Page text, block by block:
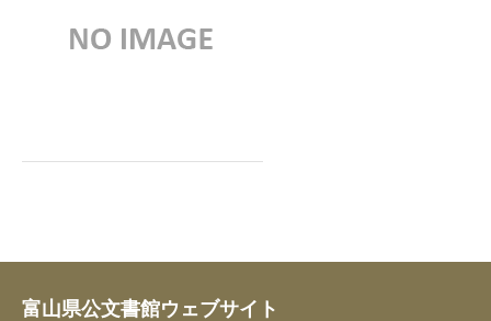
富山県公文書館ウェブサイト